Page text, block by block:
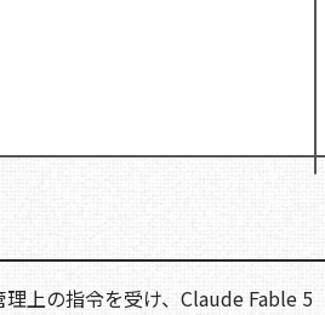
上の指令を受け、Claude Fable 5